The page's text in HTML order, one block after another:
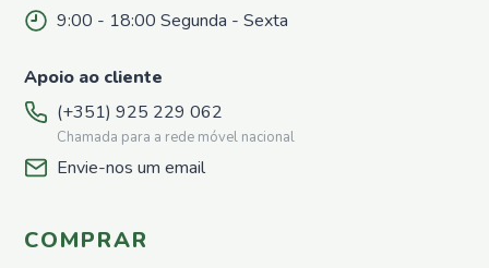
de
a
Utilizar
Diluir
9:00 - 18:00 Segunda - Sexta
Apoio ao cliente
(+351) 925 229 062
Chamada para a rede móvel nacional
Envie-nos um email
COMPRAR